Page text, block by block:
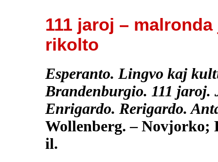
111 jaroj –
rikolto
Esperanto. Lingvo kaj
Brandenburgio. 111 jaroj.
Enrigardo. Rerigardo.
Wollenberg. – Novjorko;
il.